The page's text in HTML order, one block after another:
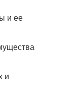
и ее
и